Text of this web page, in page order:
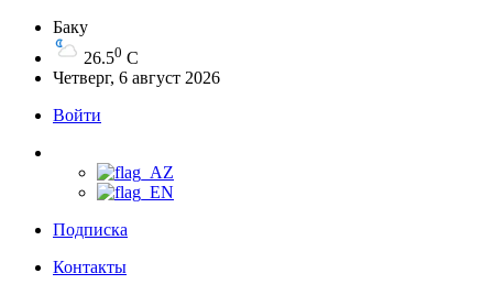
Баку
26.50 C
Четверг, 6 август 2026
Войти
Подписка
Контакты